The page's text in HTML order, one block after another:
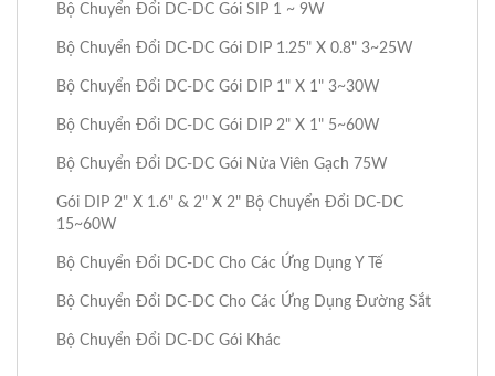
Bộ Chuyển Đổi DC-DC Gói SIP 1 ~ 9W
Bộ Chuyển Đổi DC-DC Gói DIP 1.25" X 0.8" 3~25W
Bộ Chuyển Đổi DC-DC Gói DIP 1" X 1" 3~30W
Bộ Chuyển Đổi DC-DC Gói DIP 2" X 1" 5~60W
Bộ Chuyển Đổi DC-DC Gói Nửa Viên Gạch 75W
Gói DIP 2" X 1.6" & 2" X 2" Bộ Chuyển Đổi DC-DC
15~60W
Bộ Chuyển Đổi DC-DC Cho Các Ứng Dụng Y Tế
Bộ Chuyển Đổi DC-DC Cho Các Ứng Dụng Đường Sắt
Bộ Chuyển Đổi DC-DC Gói Khác